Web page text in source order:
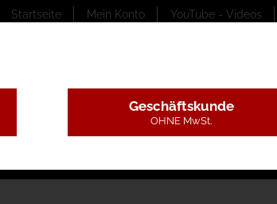
Startseite Mein Konto YouTube - Videos
Geschäftskunde
OHNE MwSt.